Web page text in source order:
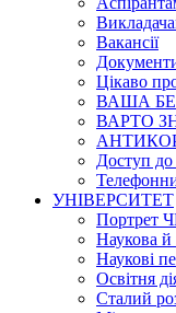
Вакансії
Цікаво
ВАША
ВАРТО
Доступ до
УНІВЕРСИТЕТ
Портрет
Наукова й
Наукові
Освітня
Сталий